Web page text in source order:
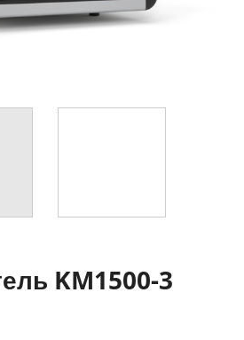
KM1500-3